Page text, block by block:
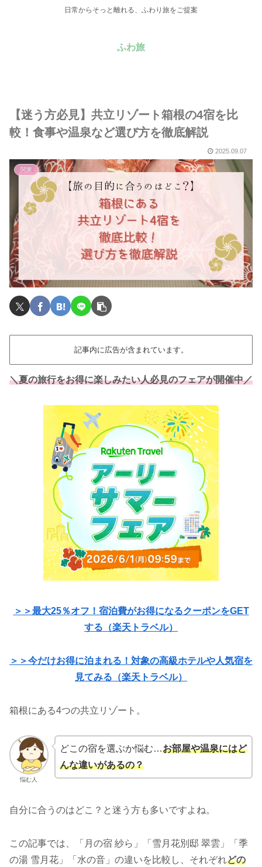
日常からそっと離れる、ふわり旅をご提案
ふわ旅
【迷う方必見】共立リゾート箱根の4宿を比
較！食事や温泉など選び方を徹底解説
2025.09.07
関東
記事内に広告が含まれています。
＼夏の旅行をお得に楽しみたい人必見のフェアが開催中／
＞＞最大25％オフ！宿泊費がお得になるクーポンをGET
する（楽天トラベル）
＞＞今だけお得に泊まれる！対象の高級ホテルや人気宿を
見てみる（楽天トラベル）
箱根にある4つの共立リゾート。
悩む人
どこの宿を選ぶか悩む…お部屋や温泉にはど
んな違いがあるの？
自分に合うのはどこ？と迷う方も多いですよね。
この記事では、「月の宿 紗ら」「雪月花別邸 翠雲」「季
の湯 雪月花」「水の音」の違いを比較し、それぞれどの